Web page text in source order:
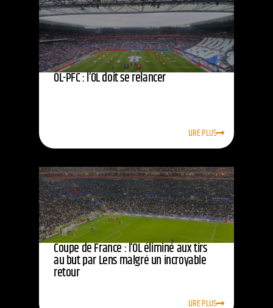
OL-PFC : l’OL doit se relancer
LIRE PLUS
Coupe de France : l’OL éliminé aux tirs
au but par Lens malgré un incroyable
retour
LIRE PLUS